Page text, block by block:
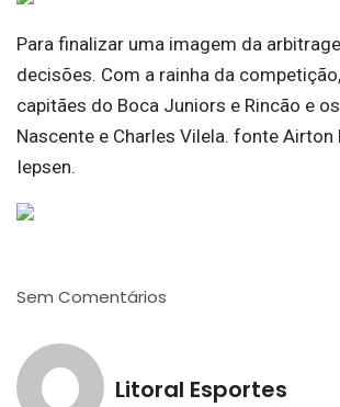
Para finalizar uma imagem da
decisões. Com a rainha da
capitães do Boca Juniors e Rincão e
Nascente e Charles Vilela. fonte Airton
Iepsen.
Sem Comentários
Litoral Esportes